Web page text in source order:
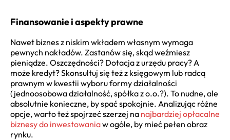
Finansowanie i aspekty prawne
Nawet biznes z niskim wkładem własnym wymaga
pewnych nakładów. Zastanów się, skąd weźmiesz
pieniądze. Oszczędności? Dotacja z urzędu pracy? A
może kredyt? Skonsultuj się też z księgowym lub radcą
prawnym w kwestii wyboru formy działalności
(jednoosobowa działalność, spółka z o.o.?). To nudne, ale
absolutnie konieczne, by spać spokojnie. Analizując różne
opcje, warto też spojrzeć szerzej na najbardziej opłacalne
biznesy do inwestowaniaw ogóle, by mieć pełen obraz
rynku.